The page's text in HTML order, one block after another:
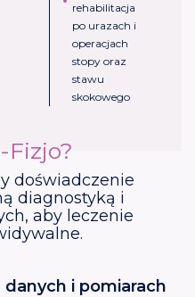
rehabilitacja
po urazach i
operacjach
stopy oraz
stawu
skokowego
Fizjo?
doświadczenie
diagnostyką i
aby leczenie
danych i pomiarach